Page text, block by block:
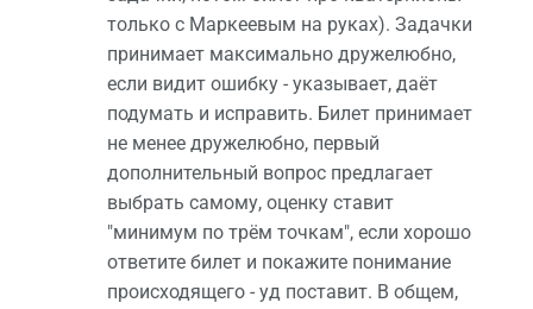
только с Маркеевым на руках). Задачки
принимает максимально дружелюбно,
если видит ошибку - указывает, даёт
подумать и исправить. Билет принимает
не менее дружелюбно, первый
дополнительный вопрос предлагает
выбрать самому, оценку ставит
"минимум по трём точкам", если хорошо
ответите билет и покажите понимание
происходящего - уд поставит. В общем,